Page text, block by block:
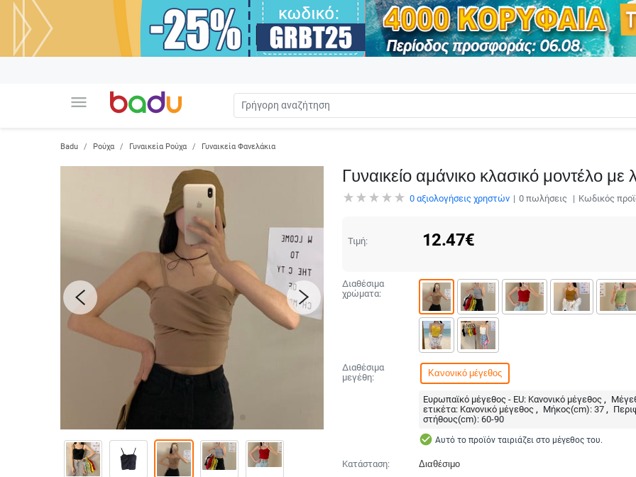
menu
Badu Ρούχα Γυναικεία Ρούχα Γυναικεία Φανελάκια
Γυναικείο αμάνικο κλασικό μοντέλο με
0αξιολογήσεις χρηστών 0πωλήσεις Κωδικός
Τιμή: 12.47€
Διαθέσιμα
χρώματα:
Διαθέσιμα
μεγέθη:
Κανονικό μέγεθος
Ευρωπαϊκό μέγεθος - EU: Κανονικό μέγεθος
ετικέτα: Κανονικό μέγεθος Μήκος(cm): 37
στήθους(cm): 60-90
check_circle Αυτό το προϊόν ταιριάζει στο μέγεθος του.
Κατάσταση: Διαθέσιμο